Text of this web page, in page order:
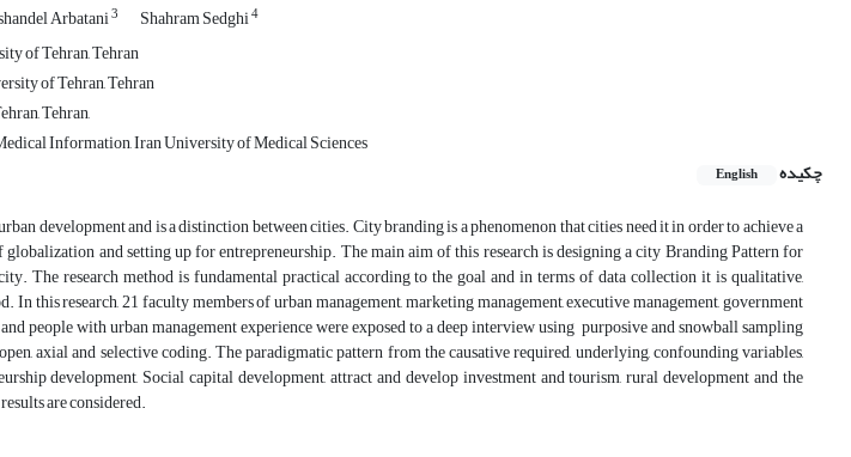
Arbatani3 Shahram Sedghi4
of Tehran, Tehran
of Tehran, Tehran
Tehran,
Information, Iran University of Medical Sciences
چکیده
English
development and is a distinction between cities. City branding is a phenomenon that cities need it in order to achieve a
and setting up for entrepreneurship. The main aim of this research is designing a city Branding Pattern for
The research method is fundamental practical according to the goal and in terms of data collection it is qualitative,
this research, 21 faculty members of urban management, marketing management, executive management, government
people with urban management experience were exposed to a deep interview using purposive and snowball sampling
axial and selective coding. The paradigmatic pattern from the causative required, underlying, confounding variables,
development, Social capital development, attract and develop investment and tourism, rural development and the
are considered.